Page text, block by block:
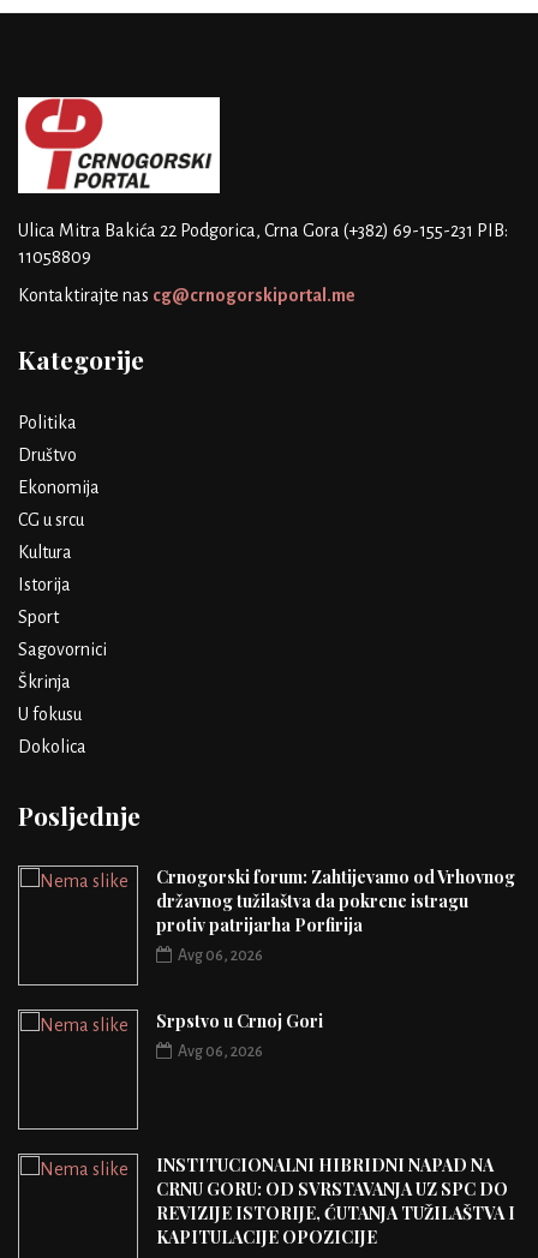
Ulica Mitra Bakića 22 Podgorica, Crna Gora (+382) 69-155-231 PIB:
11058809
Kontaktirajte nas cg@crnogorskiportal.me
Kategorije
Politika
Društvo
Ekonomija
CG u srcu
Kultura
Istorija
Sport
Sagovornici
Škrinja
U fokusu
Dokolica
Posljednje
Crnogorski forum: Zahtijevamo od Vrhovnog
državnog tužilaštva da pokrene istragu
protiv patrijarha Porfirija
Avg 06, 2026
Srpstvo u Crnoj Gori
Avg 06, 2026
INSTITUCIONALNI HIBRIDNI NAPAD NA
CRNU GORU: OD SVRSTAVANJA UZ SPC DO
REVIZIJE ISTORIJE, ĆUTANJA TUŽILAŠTVA I
KAPITULACIJE OPOZICIJE